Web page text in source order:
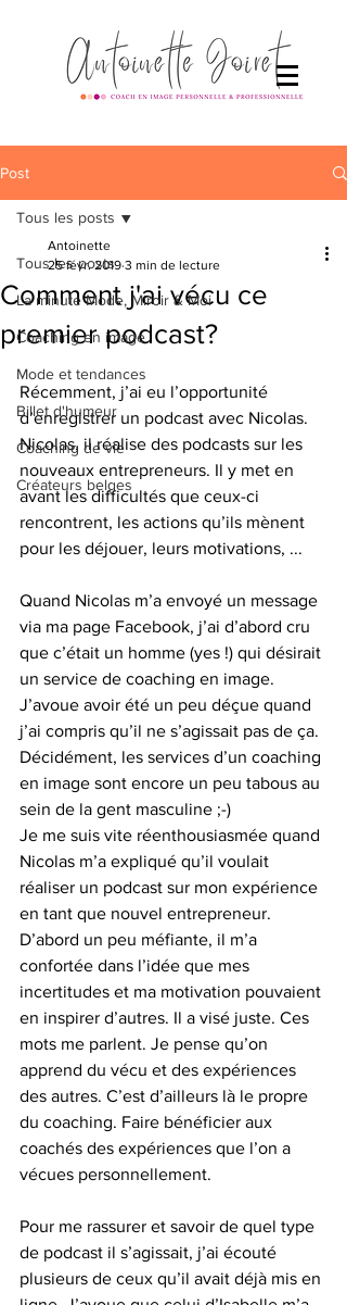
Post
Tous les posts
La minute Mode, Miroir & Moi
Coaching en image
Mode et tendances
Billet d'humeur
Coaching de vie
Créateurs belges
Tous les posts
Comment j'ai vécu ce
premier podcast?
Antoinette
25 févr. 2019 3 min de lecture
Récemment, j’ai eu l’opportunité
d’enregistrer un podcast avec Nicolas.
Nicolas, il réalise des podcasts sur les
nouveaux entrepreneurs. Il y met en
avant les difficultés que ceux-ci
rencontrent, les actions qu’ils mènent
pour les déjouer, leurs motivations, ...
Quand Nicolas m’a envoyé un message
via ma page Facebook, j’ai d’abord cru
que c’était un homme (yes !) qui désirait
un service de coaching en image.
J’avoue avoir été un peu déçue quand
j’ai compris qu’il ne s’agissait pas de ça.
Décidément, les services d’un coaching
en image sont encore un peu tabous au
sein de la gent masculine ;-)
Je me suis vite réenthousiasmée quand
Nicolas m’a expliqué qu’il voulait
réaliser un podcast sur mon expérience
en tant que nouvel entrepreneur.
D’abord un peu méfiante, il m’a
confortée dans l’idée que mes
incertitudes et ma motivation pouvaient
en inspirer d’autres. Il a visé juste. Ces
mots me parlent. Je pense qu’on
apprend du vécu et des expériences
des autres. C’est d’ailleurs là le propre
du coaching. Faire bénéficier aux
coachés des expériences que l’on a
vécues personnellement.
Pour me rassurer et savoir de quel type
de podcast il s’agissait, j’ai écouté
plusieurs de ceux qu’il avait déjà mis en